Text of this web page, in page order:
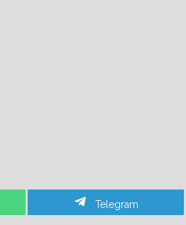
Share
on
Telegram